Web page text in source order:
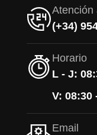
Atención
(+34)
Horario
L - J:
V: 08:30
Email